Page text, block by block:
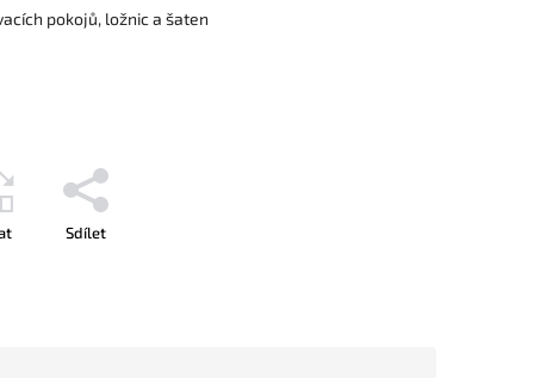
pokojů, ložnic a šaten
Sdílet